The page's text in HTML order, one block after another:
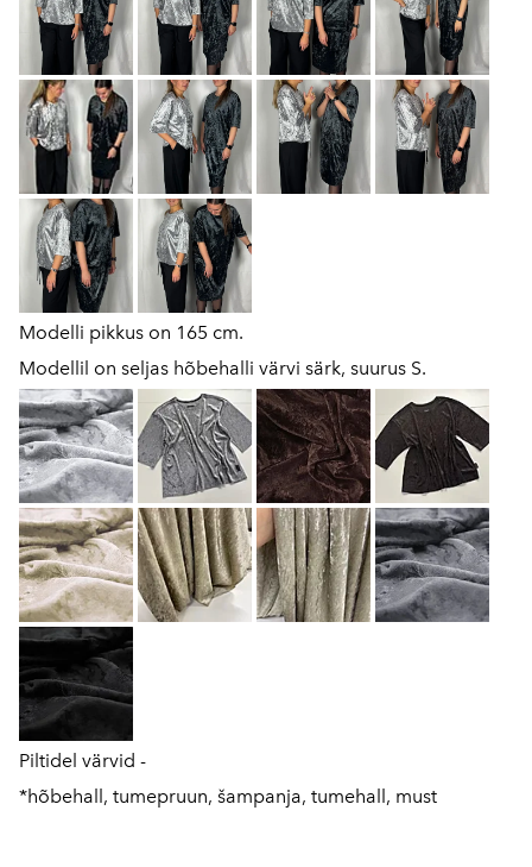
Modelli pikkus on 165 cm.
Modellil on seljas hõbehalli värvi särk, suurus S.
Piltidel värvid -
*hõbehall, tumepruun, šampanja, tumehall, must